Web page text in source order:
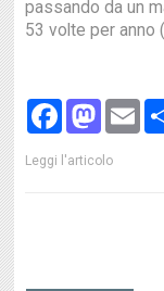
passando da un
53 volte per anno
Leggi l'articolo